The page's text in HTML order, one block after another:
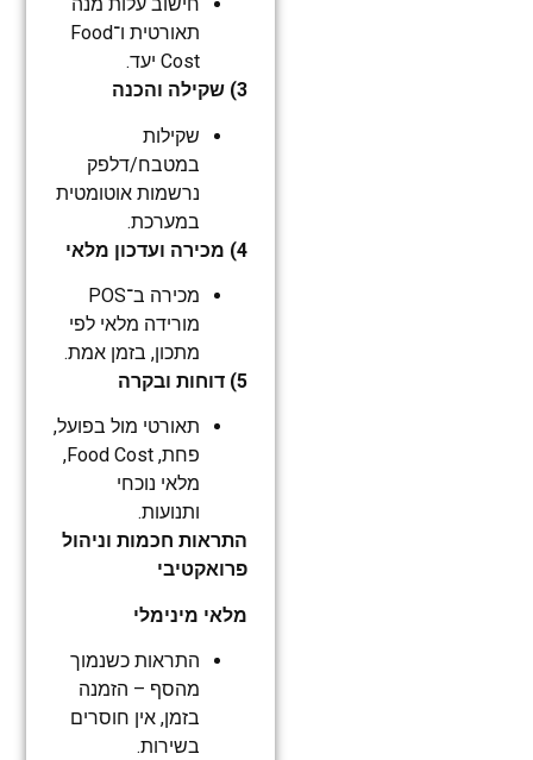
תאורטית ו־Food
Cost יעד.
3) שקילה והכנה
שקילות
במטבח/דלפק
נרשמות אוטומטית
במערכת.
4) מכירה ועדכון מלאי
מכירה ב־POS
מורידה מלאי לפי
מתכון, בזמן אמת.
5) דוחות ובקרה
תאורטי מול בפועל,
פחת, Food Cost,
מלאי נוכחי
ותנועות.
התראות חכמות וניהול
פרואקטיבי
מלאי מינימלי
התראות כשנמוך
מהסף – הזמנה
בזמן, אין חוסרים
בשירות.